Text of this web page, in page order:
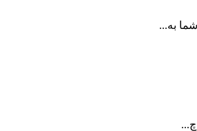
به...
چ...